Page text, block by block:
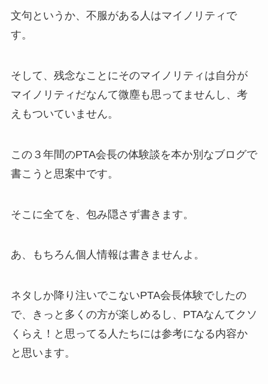
文句というか、不服がある人はマイノリティで
す。
そして、残念なことにそのマイノリティは自分が
マイノリティだなんて微塵も思ってませんし、考
えもついていません。
この３年間のPTA会長の体験談を本か別なブログで
書こうと思案中です。
そこに全てを、包み隠さず書きます。
あ、もちろん個人情報は書きませんよ。
ネタしか降り注いでこないPTA会長体験でしたの
で、きっと多くの方が楽しめるし、PTAなんてクソ
くらえ！と思ってる人たちには参考になる内容か
と思います。